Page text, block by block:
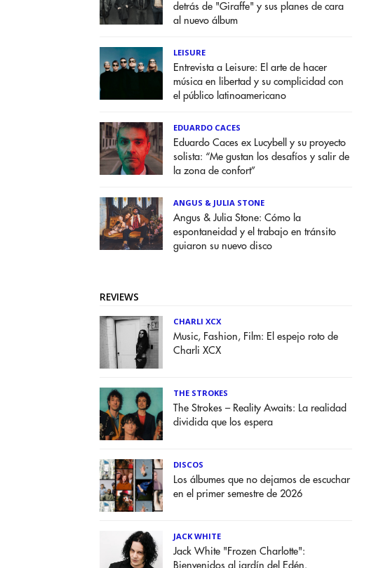
detrás de "Giraffe" y sus planes de cara
al nuevo álbum
LEISURE
Entrevista a Leisure: El arte de hacer
música en libertad y su complicidad con
el público latinoamericano
EDUARDO CACES
Eduardo Caces ex Lucybell y su proyecto
solista: “Me gustan los desafíos y salir de
la zona de confort”
ANGUS & JULIA STONE
Angus & Julia Stone: Cómo la
espontaneidad y el trabajo en tránsito
guiaron su nuevo disco
REVIEWS
CHARLI XCX
Music, Fashion, Film: El espejo roto de
Charli XCX
THE STROKES
The Strokes – Reality Awaits: La realidad
dividida que los espera
DISCOS
Los álbumes que no dejamos de escuchar
en el primer semestre de 2026
JACK WHITE
Jack White "Frozen Charlotte":
Bienvenidos al jardín del Edén.